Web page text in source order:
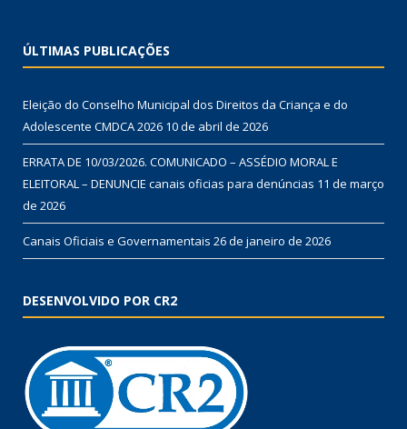
ÚLTIMAS PUBLICAÇÕES
Eleição do Conselho Municipal dos Direitos da Criança e do
Adolescente CMDCA 2026 10 de abril de 2026
ERRATA DE 10/03/2026. COMUNICADO – ASSÉDIO MORAL E
ELEITORAL – DENUNCIE canais oficias para denúncias 11 de março
de 2026
Canais Oficiais e Governamentais 26 de janeiro de 2026
DESENVOLVIDO POR CR2